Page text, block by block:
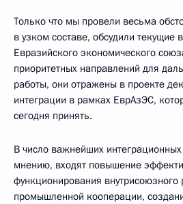
Только что мы провели весьма
в узком составе, обсудили текущие
Евразийского экономического
приоритетных направлений для
работы, они отражены в проекте
интеграции в рамках ЕврАзЭС,
сегодня принять.
В число важнейших
мнению, входят повышение
функционирования
промышленной кооперации,